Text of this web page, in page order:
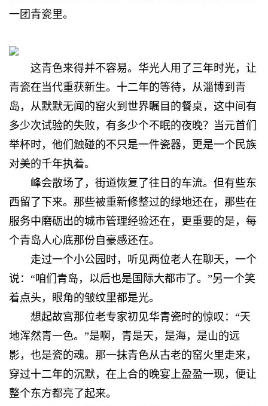
一团青瓷里。
这青色来得并不容易。华光人用了三年时光，让
青瓷在当代重获新生。十二年的等待，从淄博到青
岛，从默默无闻的窑火到世界瞩目的餐桌，这中间有
多少次试验的失败，有多少个不眠的夜晚？当元首们
举杯时，他们触碰的不只是一件瓷器，更是一个民族
对美的千年执着。
峰会散场了，街道恢复了往日的车流。但有些东
西留了下来。那些被重新修整过的绿地还在，那些在
服务中磨砺出的城市管理经验还在，更重要的是，每
个青岛人心底那份自豪感还在。
走过一个小公园时，听见两位老人在聊天，一个
说：“咱们青岛，以后也是国际大都市了。”另一个笑
着点头，眼角的皱纹里都是光。
想起故宫那位老专家初见华青瓷时的惊叹：“天
地浑然青一色。”是啊，青是天，是海，是山的远
影，也是瓷的魂。那一抹青色从古老的窑火里走来，
穿过十二年的沉默，在上合的晚宴上盈盈一现，便让
整个东方都亮了起来。